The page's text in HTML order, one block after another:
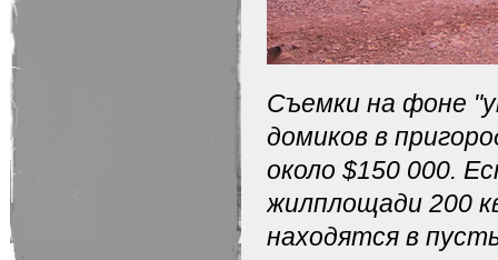
Съемки на фоне
домиков в
около $150 000.
жилплощади 200
находятся в